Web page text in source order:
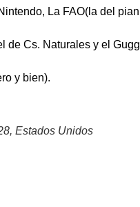
La FAO(la del
de Cs. Naturales y el
y bien).
Estados Unidos